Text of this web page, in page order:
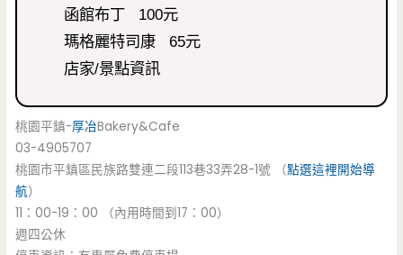
函館布丁 100元
瑪格麗特司康 65元
店家/景點資訊
桃園平鎮-厚冶Bakery&Cafe
03-4905707
桃園市平鎮區民族路雙連二段113巷33弄28-1號 （點選這裡開始導
航）
11：00-19：00 （內用時間到17：00）
週四公休